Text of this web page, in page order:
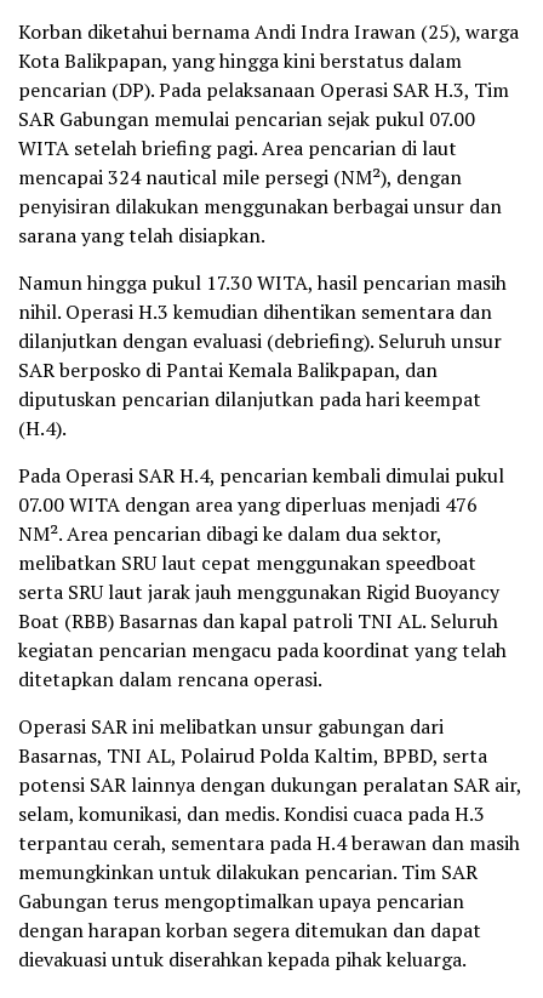
Korban diketahui bernama Andi Indra Irawan (25), warga
Kota Balikpapan, yang hingga kini berstatus dalam
pencarian (DP). Pada pelaksanaan Operasi SAR H.3, Tim
SAR Gabungan memulai pencarian sejak pukul 07.00
WITA setelah briefing pagi. Area pencarian di laut
mencapai 324 nautical mile persegi (NM²), dengan
penyisiran dilakukan menggunakan berbagai unsur dan
sarana yang telah disiapkan.
Namun hingga pukul 17.30 WITA, hasil pencarian masih
nihil. Operasi H.3 kemudian dihentikan sementara dan
dilanjutkan dengan evaluasi (debriefing). Seluruh unsur
SAR berposko di Pantai Kemala Balikpapan, dan
diputuskan pencarian dilanjutkan pada hari keempat
(H.4).
Pada Operasi SAR H.4, pencarian kembali dimulai pukul
07.00 WITA dengan area yang diperluas menjadi 476
NM². Area pencarian dibagi ke dalam dua sektor,
melibatkan SRU laut cepat menggunakan speedboat
serta SRU laut jarak jauh menggunakan Rigid Buoyancy
Boat (RBB) Basarnas dan kapal patroli TNI AL. Seluruh
kegiatan pencarian mengacu pada koordinat yang telah
ditetapkan dalam rencana operasi.
Operasi SAR ini melibatkan unsur gabungan dari
Basarnas, TNI AL, Polairud Polda Kaltim, BPBD, serta
potensi SAR lainnya dengan dukungan peralatan SAR air,
selam, komunikasi, dan medis. Kondisi cuaca pada H.3
terpantau cerah, sementara pada H.4 berawan dan masih
memungkinkan untuk dilakukan pencarian. Tim SAR
Gabungan terus mengoptimalkan upaya pencarian
dengan harapan korban segera ditemukan dan dapat
dievakuasi untuk diserahkan kepada pihak keluarga.